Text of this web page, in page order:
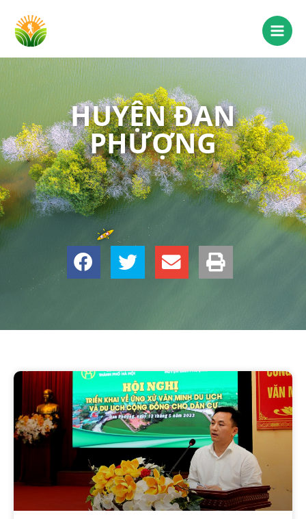
HUYỆN ĐAN
PHƯỢNG